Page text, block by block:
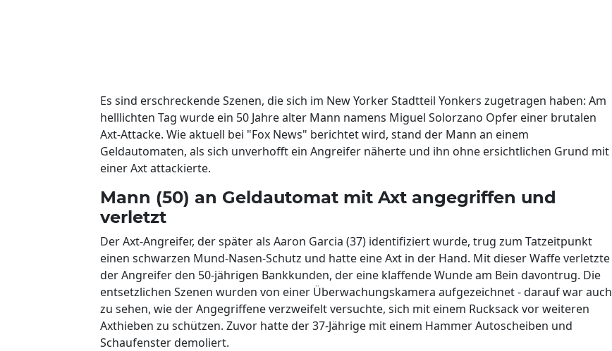
Es sind erschreckende Szenen, die sich im New Yorker Stadtteil Yonkers zugetragen haben: Am
helllichten Tag wurde ein 50 Jahre alter Mann namens Miguel Solorzano Opfer einer brutalen
Axt-Attacke. Wie aktuell bei "Fox News" berichtet wird, stand der Mann an einem
Geldautomaten, als sich unverhofft ein Angreifer näherte und ihn ohne ersichtlichen Grund mit
einer Axt attackierte.
Mann (50) an Geldautomat mit Axt angegriffen und
verletzt
Der Axt-Angreifer, der später als Aaron Garcia (37) identifiziert wurde, trug zum Tatzeitpunkt
einen schwarzen Mund-Nasen-Schutz und hatte eine Axt in der Hand. Mit dieser Waffe verletzte
der Angreifer den 50-jährigen Bankkunden, der eine klaffende Wunde am Bein davontrug. Die
entsetzlichen Szenen wurden von einer Überwachungskamera aufgezeichnet - darauf war auch
zu sehen, wie der Angegriffene verzweifelt versuchte, sich mit einem Rucksack vor weiteren
Axthieben zu schützen. Zuvor hatte der 37-Jährige mit einem Hammer Autoscheiben und
Schaufenster demoliert.